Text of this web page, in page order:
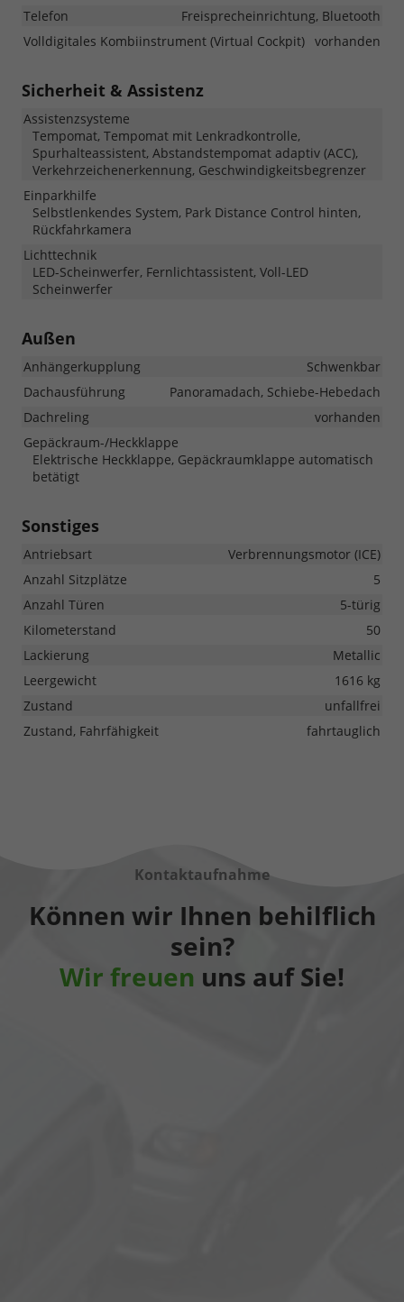
Telefon
Freisprecheinrichtung, Bluetooth
Volldigitales Kombiinstrument (Virtual Cockpit) vorhanden
Sicherheit & Assistenz
Assistenzsysteme
Tempomat, Tempomat mit Lenkradkontrolle,
Spurhalteassistent, Abstandstempomat adaptiv (ACC),
Verkehrzeichenerkennung, Geschwindigkeitsbegrenzer
Einparkhilfe
Selbstlenkendes System, Park Distance Control hinten,
Rückfahrkamera
Lichttechnik
LED-Scheinwerfer, Fernlichtassistent, Voll-LED
Scheinwerfer
Außen
Anhängerkupplung
Schwenkbar
Dachausführung
Panoramadach, Schiebe-Hebedach
Dachreling
vorhanden
Gepäckraum-/Heckklappe
Elektrische Heckklappe, Gepäckraumklappe automatisch
betätigt
Sonstiges
Antriebsart
Verbrennungsmotor (ICE)
Anzahl Sitzplätze
5
Anzahl Türen
5-türig
Kilometerstand
50
Lackierung
Metallic
Leergewicht
1616 kg
Zustand
unfallfrei
Zustand, Fahrfähigkeit
fahrtauglich
Kontaktaufnahme
Können wir Ihnen behilflich
sein?
Wir freuen uns auf Sie!